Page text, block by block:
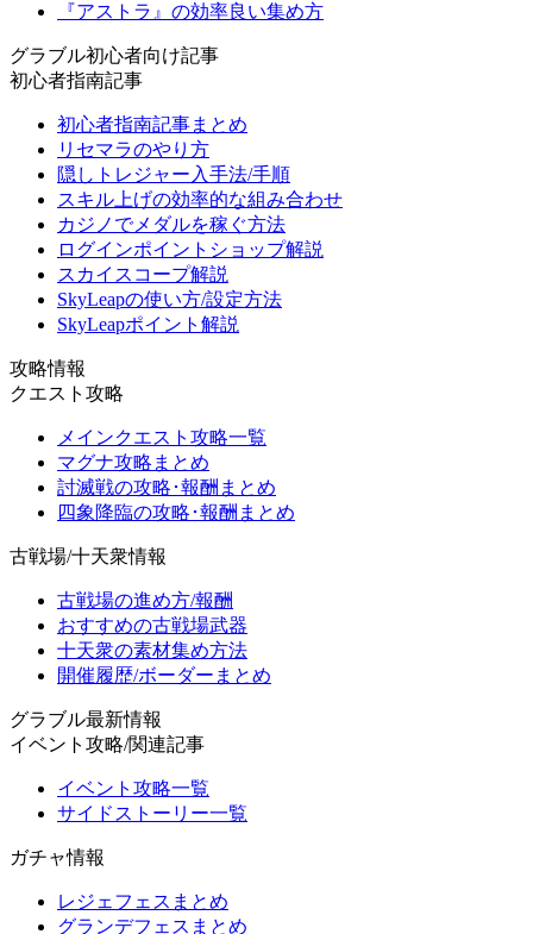
『アストラ』の効率良い集め方
グラブル初心者向け記事
初心者指南記事
初心者指南記事まとめ
リセマラのやり方
隠しトレジャー入手法/手順
スキル上げの効率的な組み合わせ
カジノでメダルを稼ぐ方法
ログインポイントショップ解説
スカイスコープ解説
SkyLeapの使い方/設定方法
SkyLeapポイント解説
攻略情報
クエスト攻略
メインクエスト攻略一覧
マグナ攻略まとめ
討滅戦の攻略･報酬まとめ
四象降臨の攻略･報酬まとめ
古戦場/十天衆情報
古戦場の進め方/報酬
おすすめの古戦場武器
十天衆の素材集め方法
開催履歴/ボーダーまとめ
グラブル最新情報
イベント攻略/関連記事
イベント攻略一覧
サイドストーリー一覧
ガチャ情報
レジェフェスまとめ
グランデフェスまとめ